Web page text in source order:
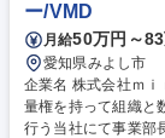
ー/VMD
月給50万円～
愛知県みよし市
企業名 株式会社ｍｉｒａｉ計画 求人名 愛知県
量権を持って組織と数値を牽
行う当社にて事業部